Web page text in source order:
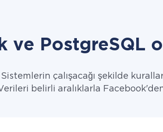
ve PostgreSQL
Sistemlerin çalışacağı şekilde
belirli aralıklarla